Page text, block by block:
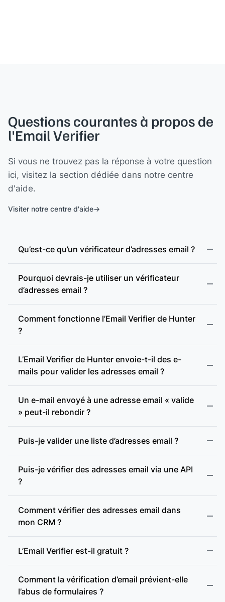
Questions courantes à propos de
l'Email Verifier
Si vous ne trouvez pas la réponse à votre question
ici, visitez la section dédiée dans notre centre
d'aide.
Visiter notre centre d'aide
Qu’est-ce qu’un vérificateur d’adresses email ?
Pourquoi devrais-je utiliser un vérificateur
d’adresses email ?
Comment fonctionne l’Email Verifier de Hunter
?
Adresse incohérente :
Adresse jetable :
Adresse webmail :
Présence d’un serveur SMTP :
L’Email Verifier de Hunter envoie-t-il des e-
mails pour valider les adresses email ?
Un e-mail envoyé à une adresse email « valide
» peut-il rebondir ?
Puis-je valider une liste d’adresses email ?
Puis-je vérifier des adresses email via une API
?
Comment vérifier des adresses email dans
mon CRM ?
L’Email Verifier est-il gratuit ?
Comment la vérification d’email prévient-elle
l’abus de formulaires ?